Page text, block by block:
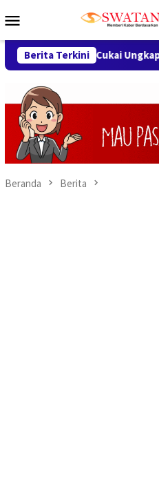
ke
Mobile
Berita Terkini
Bea Cukai Ungkap
Beranda Berita